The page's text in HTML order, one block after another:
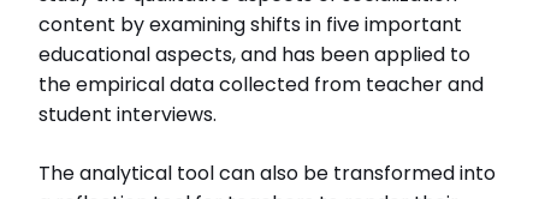
content by examining shifts in five important
educational aspects, and has been applied to
the empirical data collected from teacher and
student interviews.
The analytical tool can also be transformed into